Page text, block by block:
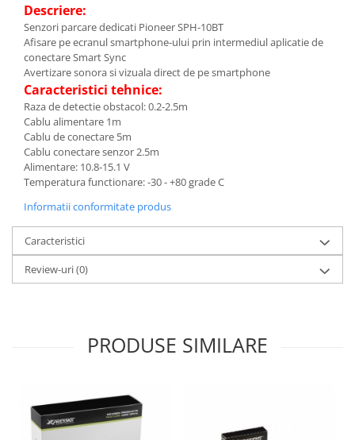
Descriere:
Senzori parcare dedicati Pioneer SPH-10BT
Afisare pe ecranul smartphone-ului prin intermediul aplicatie de
conectare Smart Sync
Avertizare sonora si vizuala direct de pe smartphone
Caracteristici tehnice:
Raza de detectie obstacol: 0.2-2.5m
Cablu alimentare 1m
Cablu de conectare 5m
Cablu conectare senzor 2.5m
Alimentare: 10.8-15.1 V
Temperatura functionare: -30 - +80 grade C
Informatii conformitate produs
Caracteristici
Review-uri(0)
PRODUSE SIMILARE